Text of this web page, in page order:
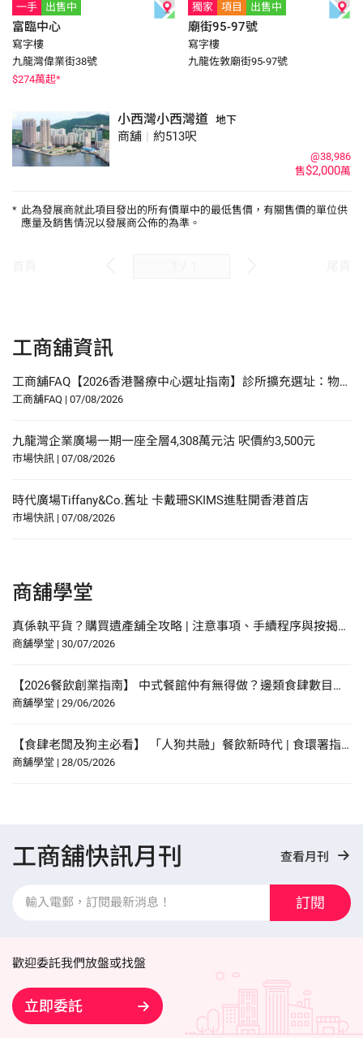
一手 出售中
富臨中心
寫字樓
九龍灣偉業街38號
$274萬起*
獨家 項目 出售中
廟街95-97號
寫字樓
九龍佐敦廟街95-97號
小西灣小西灣道 地下
商舖 約513呎
售$2,000萬
@38,986
* 此為發展商就此項目發出的所有價單中的最低售價，有關售價的單位供
應量及銷售情況以發展商公佈的為準。
工商舖資訊
工商舖FAQ【2026香港醫療中心選址指南】診所擴充選址：物業要求、人流分析與合規要點
工商舖FAQ | 07/08/2026
九龍灣企業廣場一期一座全層4,308萬元沽 呎價約3,500元
市場快訊 | 07/08/2026
時代廣場Tiffany&Co.舊址 卡戴珊SKIMS進駐開香港首店
市場快訊 | 07/08/2026
商舖學堂
真係執平貨？購買遺產舖全攻略 | 注意事項、手續程序與按揭申請指南
商舖學堂 | 30/07/2026
【2026餐飲創業指南】 中式餐館仲有無得做？邊類食肆數目增幅最多？研究報告中尋找餐飲創業貼士？
商舖學堂 | 29/06/2026
【食肆老闆及狗主必看】 「人狗共融」餐飲新時代 | 食環署指引懶人包！
商舖學堂 | 28/05/2026
工商舖快訊月刊 查看月刊
訂閱
歡迎委託我們放盤或找盤
立即委託